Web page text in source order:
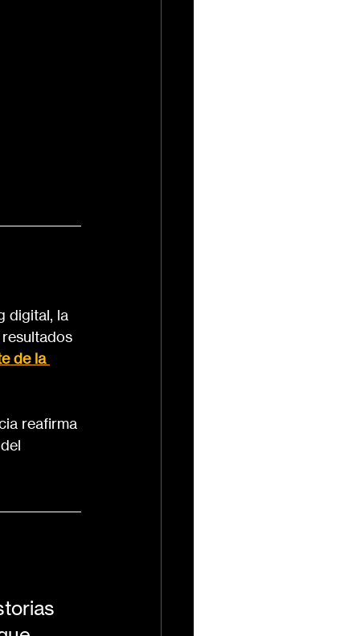
digital, la
de la
reafirma